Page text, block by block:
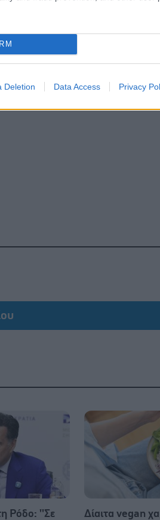
Deletion Data Access Privacy
Ρόδο: ''Σε Δίαιτα vegan